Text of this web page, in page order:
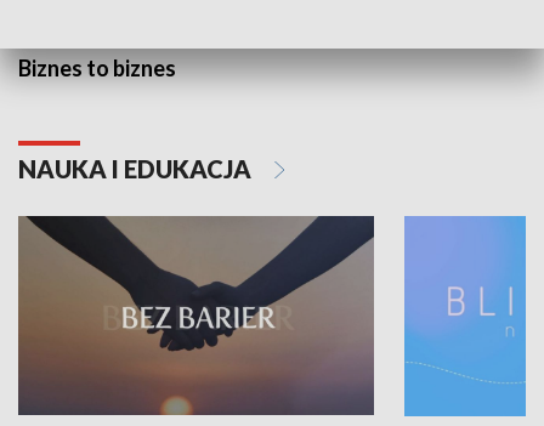
Biznes to biznes
NAUKA I EDUKACJA